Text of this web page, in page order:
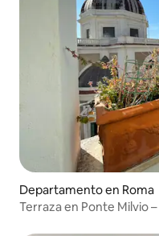
Departamento en Roma